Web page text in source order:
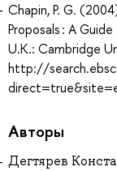
Chapin, P. G.
Proposals : A
U.K.: Cambridge
http://
Авторы
Дегтярев